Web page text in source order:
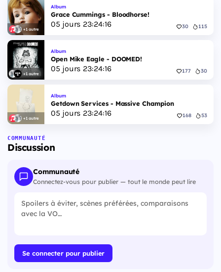
+1 autre
Album
Grace Cummings - Bloodhorse!
05 jours 23:24:16 30 115
+1 autre
Album
Open Mike Eagle - DOOMED!
05 jours 23:24:16 177 30
+1 autre
Album
Getdown Services - Massive Champion
05 jours 23:24:16 168 53
COMMUNAUTÉ
Discussion
Communauté
Connectez-vous pour publier — tout le monde peut lire
Se connecter pour publier